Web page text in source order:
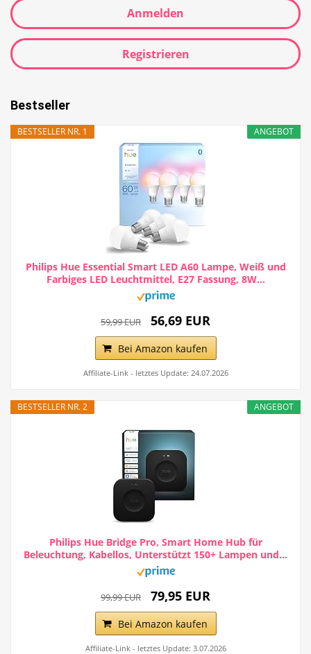
Anmelden
Registrieren
Bestseller
ANGEBOT
BESTSELLER NR. 1
Philips Hue Essential Smart LED A60 Lampe, Weiß und
Farbiges LED Leuchtmittel, E27 Fassung, 8W...
59,99 EUR 56,69 EUR
Bei Amazon kaufen
Affiliate-Link - letztes Update: 24.07.2026
ANGEBOT
BESTSELLER NR. 2
Philips Hue Bridge Pro, Smart Home Hub für
Beleuchtung, Kabellos, Unterstützt 150+ Lampen und...
99,99 EUR 79,95 EUR
Bei Amazon kaufen
Affiliate-Link - letztes Update: 3.07.2026